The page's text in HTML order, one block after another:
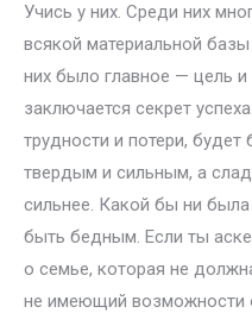
Учись у них. Среди них
всякой материальной
них было главное — цель
заключается секрет
трудности и потери,
твердым и сильным, а
сильнее. Какой бы ни была
быть бедным. Если ты
о семье, которая не
не имеющий возможности